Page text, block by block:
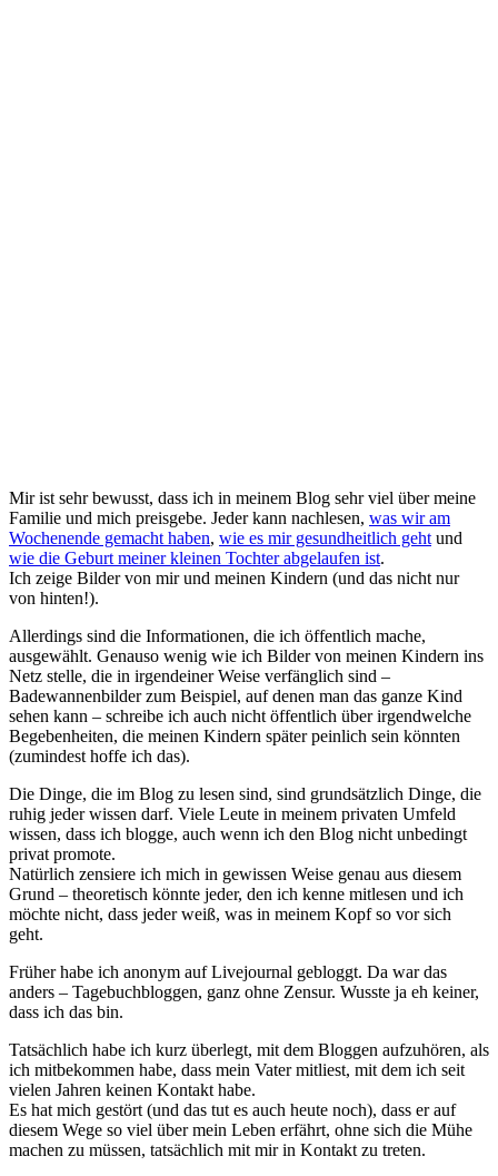
Mir ist sehr bewusst, dass ich in meinem Blog sehr viel über meine
Familie und mich preisgebe. Jeder kann nachlesen, was wir am
Wochenende gemacht haben, wie es mir gesundheitlich geht und
wie die Geburt meiner kleinen Tochter abgelaufen ist.
Ich zeige Bilder von mir und meinen Kindern (und das nicht nur
von hinten!).
Allerdings sind die Informationen, die ich öffentlich mache,
ausgewählt. Genauso wenig wie ich Bilder von meinen Kindern ins
Netz stelle, die in irgendeiner Weise verfänglich sind –
Badewannenbilder zum Beispiel, auf denen man das ganze Kind
sehen kann – schreibe ich auch nicht öffentlich über irgendwelche
Begebenheiten, die meinen Kindern später peinlich sein könnten
(zumindest hoffe ich das).
Die Dinge, die im Blog zu lesen sind, sind grundsätzlich Dinge, die
ruhig jeder wissen darf. Viele Leute in meinem privaten Umfeld
wissen, dass ich blogge, auch wenn ich den Blog nicht unbedingt
privat promote.
Natürlich zensiere ich mich in gewissen Weise genau aus diesem
Grund – theoretisch könnte jeder, den ich kenne mitlesen und ich
möchte nicht, dass jeder weiß, was in meinem Kopf so vor sich
geht.
Früher habe ich anonym auf Livejournal gebloggt. Da war das
anders – Tagebuchbloggen, ganz ohne Zensur. Wusste ja eh keiner,
dass ich das bin.
Tatsächlich habe ich kurz überlegt, mit dem Bloggen aufzuhören, als
ich mitbekommen habe, dass mein Vater mitliest, mit dem ich seit
vielen Jahren keinen Kontakt habe.
Es hat mich gestört (und das tut es auch heute noch), dass er auf
diesem Wege so viel über mein Leben erfährt, ohne sich die Mühe
machen zu müssen, tatsächlich mit mir in Kontakt zu treten.